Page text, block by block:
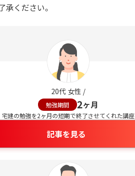
承ください。
20代 女性 /
勉強期間 2ヶ月
宅建の勉強を2ヶ月の短期で終了させてくれた講座
記事を見る